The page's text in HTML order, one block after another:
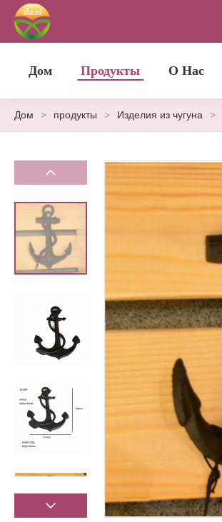
Дом Продукты О Нас
Дом > продукты > Изделия из чугуна >